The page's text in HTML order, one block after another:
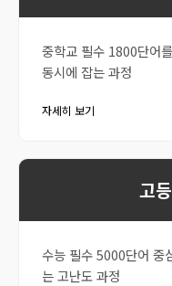
중학교 필수 1800단어
동시에 잡는 과정
자세히 보기
고
수능 필수 5000단어 중
는 고난도 과정